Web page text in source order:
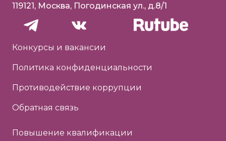
119121, Москва, Погодинская ул., д.8/1
Конкурсы и вакансии
Политика конфиденциальности
Противодействие коррупции
Обратная связь
Повышение квалификации